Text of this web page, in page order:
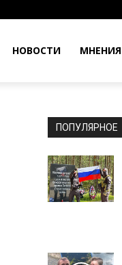
НОВОСТИ МНЕНИЯ
ПОПУЛЯРНОЕ